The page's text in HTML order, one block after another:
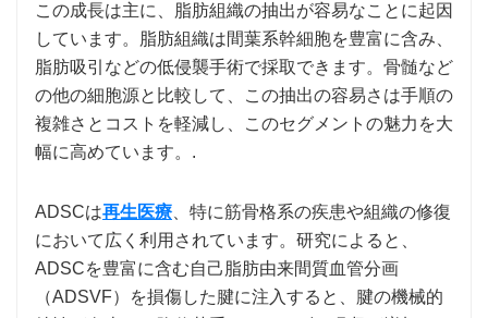
この成長は主に、脂肪組織の抽出が容易なことに起因
しています。脂肪組織は間葉系幹細胞を豊富に含み、
脂肪吸引などの低侵襲手術で採取できます。骨髄など
の他の細胞源と比較して、この抽出の容易さは手順の
複雑さとコストを軽減し、このセグメントの魅力を大
幅に高めています。.
ADSCは再生医療 、特に筋骨格系の疾患や組織の修復
において広く利用されています。研究によると、
ADSCを豊富に含む自己脂肪由来間質血管分画
（ADSVF）を損傷した腱に注入すると、腱の機械的